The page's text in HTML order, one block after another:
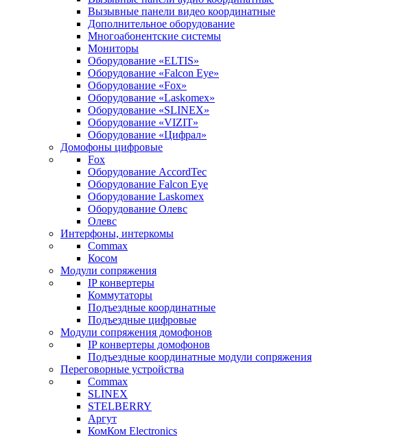
Вызывные панели видео координатные
Дополнительное оборудование
Многоабонентские системы
Мониторы
Оборудование «ELTIS»
Оборудование «Falcon Eye»
Оборудование «Fox»
Оборудование «Laskomex»
Оборудование «SLINEX»
Оборудование «VIZIT»
Оборудование «Цифрал»
Домофоны цифровые
Fox
Оборудование AccordTec
Оборудование Falcon Eye
Оборудование Laskomex
Оборудование Олевс
Олевс
Интерфоны, интеркомы
Commax
Косом
Модули сопряжения
IP конвертеры
Коммутаторы
Подъездные координатные
Подъездные цифровые
Модули сопряжения домофонов
IP конвертеры домофонов
Подъездные координатные модули сопряжения
Переговорные устройства
Commax
SLINEX
STELBERRY
Аргут
КомКом Electronics